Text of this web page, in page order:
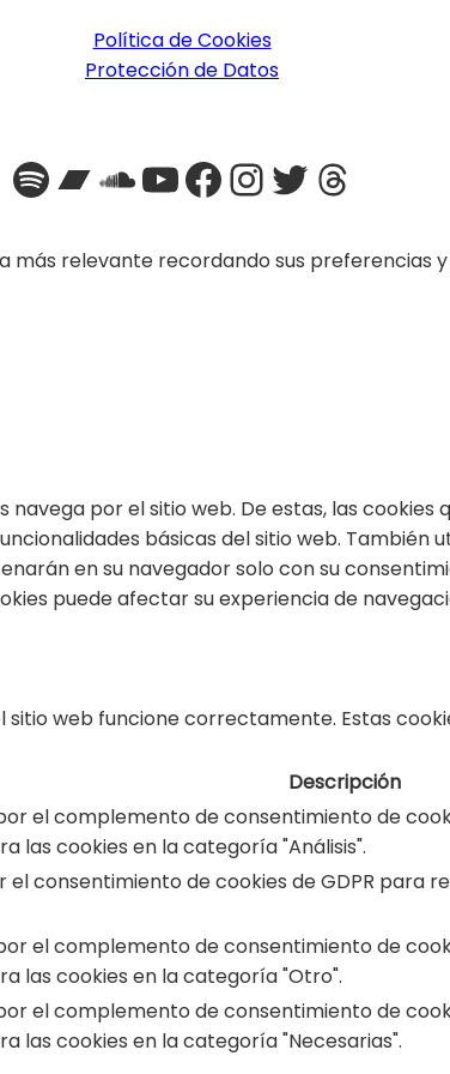
Política de Cookies
Protección de Datos
Spotify
Bandcamp
SoundCloud
YouTube
Facebook
Instagram
Twitter
más relevante recordando sus preferencias
por el sitio web. De estas, las
básicas del sitio web. También
en su navegador solo con su
puede afectar su experiencia de
web funcione correctamente. Estas
Descripción
el complemento de consentimiento de
las cookies en la categoría "Análisis".
el consentimiento de cookies de GDPR para
el complemento de consentimiento de
las cookies en la categoría "Otro".
el complemento de consentimiento de
las cookies en la categoría "Necesarias".